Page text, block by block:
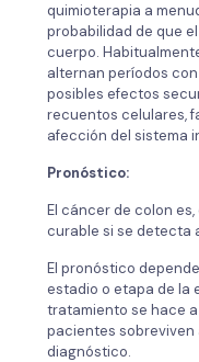
quimioterapia a
probabilidad de que
cuerpo.
alternan períodos
posibles efectos
recuentos celulares,
afección del sistema
Pronóstico:
El cáncer de colon
curable si se detecta
El pronóstico
estadio o etapa de la
tratamiento se hace
pacientes sobreviven
diagnóstico.